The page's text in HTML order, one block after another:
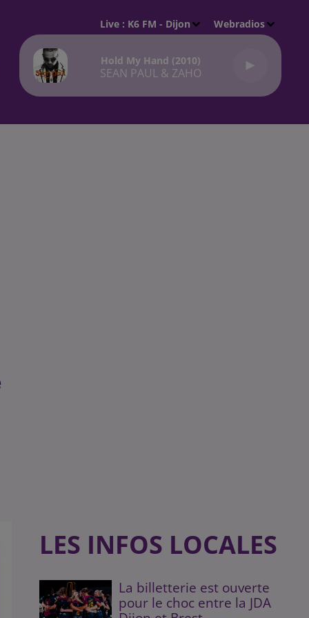
Live : K6 FM - Dijon Webradios
Hold My Hand (2010)
SEAN PAUL & ZAHO
LES INFOS LOCALES
La billetterie est ouverte
pour le choc entre la JDA